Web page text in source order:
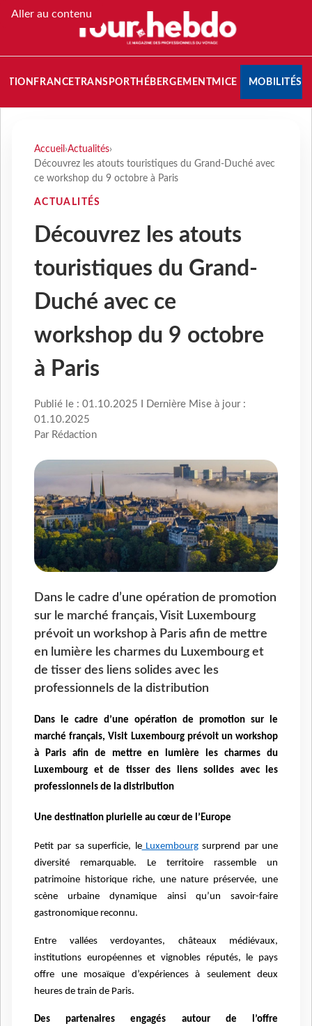
Aller au contenu
FRANCETRANSPORT HÉBERGEMENTMICE MOBILITÉS
Accueil ›Actualités›
Découvrez les atouts touristiques du Grand-Duché avec
ce workshop du 9 octobre à Paris
ACTUALITÉS
Découvrez les atouts
touristiques du Grand-
Duché avec ce
workshop du 9 octobre
à Paris
Publié le : 01.10.2025 I Dernière Mise à jour :
01.10.2025
Par Rédaction
Dans le cadre d’une opération de promotion
sur le marché français, Visit Luxembourg
prévoit un workshop à Paris afin de mettre
en lumière les charmes du Luxembourg et
de tisser des liens solides avec les
professionnels de la distribution
Dans le cadre d’une opération de promotion sur le
marché français, Visit Luxembourg prévoit un workshop
à Paris afin de mettre en lumière les charmes du
Luxembourg et de tisser des liens solides avec les
professionnels de la distribution
Une destination plurielle au cœur de l’Europe
Petit par sa superficie, leLuxembourgsurprend par une
diversité remarquable. Le territoire rassemble un
patrimoine historique riche, une nature préservée, une
scène urbaine dynamique ainsi qu’un savoir-faire
gastronomique reconnu.
Entre vallées verdoyantes, châteaux médiévaux,
institutions européennes et vignobles réputés, le pays
offre une mosaïque d’expériences à seulement deux
heures de train de Paris.
Des partenaires engagés autour de l’offre